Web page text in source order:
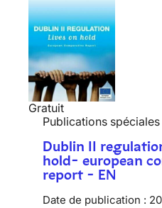
Gratuit
Publications spéciales
Dublin II
hold- european
report - EN
Date de publication :